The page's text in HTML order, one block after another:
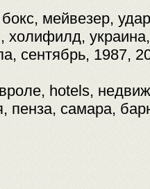
мейвезер,
холифилд,
сентябрь, 1987,
hotels,
пенза, самара,